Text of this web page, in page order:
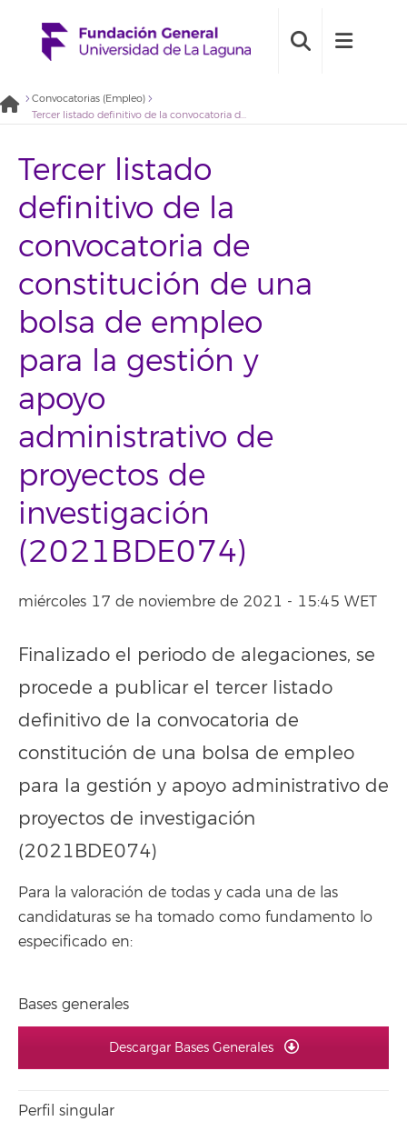
Convocatorias (Empleo)
Tercer listado definitivo de la convocatoria de constitución de una bolsa de empleo para la gestión y apoyo administrativo de proyectos de investigación (2021BDE074)
Tercer listado
definitivo de la
convocatoria de
constitución de una
bolsa de empleo
para la gestión y
apoyo
administrativo de
proyectos de
investigación
(2021BDE074)
miércoles 17 de noviembre de 2021 - 15:45 WET
Finalizado el periodo de alegaciones, se
procede a publicar el tercer listado
definitivo de la convocatoria de
constitución de una bolsa de empleo
para la gestión y apoyo administrativo de
proyectos de investigación
(2021BDE074)
Para la valoración de todas y cada una de las
candidaturas se ha tomado como fundamento lo
especificado en:
Bases generales
Descargar Bases Generales
Perfil singular